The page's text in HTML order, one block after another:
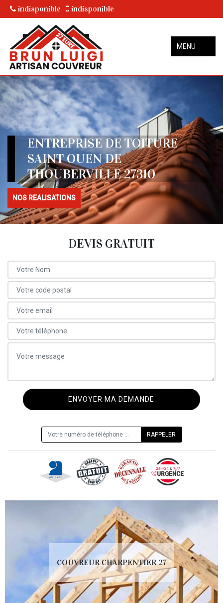
indisponible indisponible
MENU
ENTREPRISE DE TOITURE
SAINT OUEN DE
THOUBERVILLE 27310
NOS REALISATIONS
DEVIS GRATUIT
COUVREUR CHARPENTIER 27